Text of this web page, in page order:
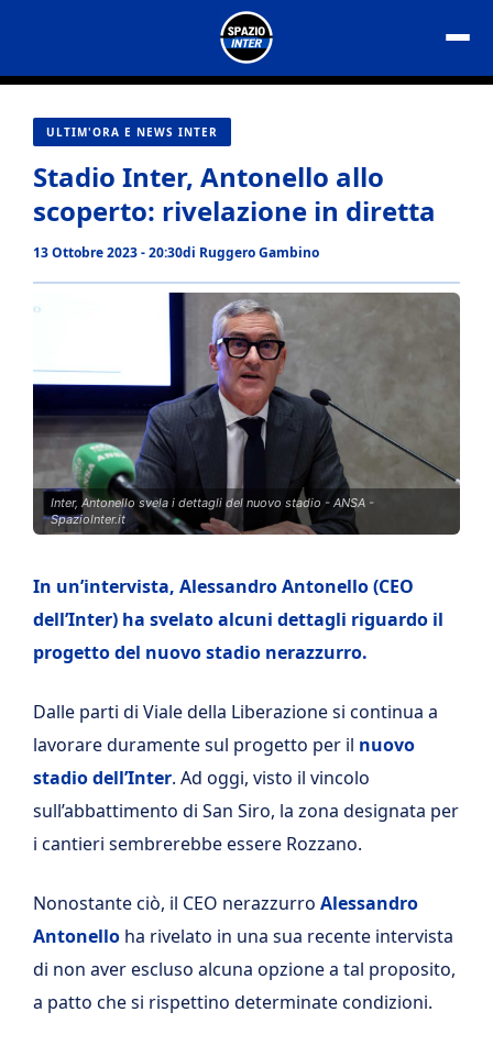
contenuto
ULTIM'ORA E NEWS INTER
Stadio Inter, Antonello allo
scoperto: rivelazione in diretta
13 Ottobre 2023 - 20:30di Ruggero Gambino
Inter, Antonello svela i dettagli del nuovo stadio - ANSA -
SpazioInter.it
In un’intervista, Alessandro Antonello (CEO
dell’Inter) ha svelato alcuni dettagli riguardo il
progetto del nuovo stadio nerazzurro.
Dalle parti di Viale della Liberazione si continua a
lavorare duramente sul progetto per il nuovo
stadio dell’Inter. Ad oggi, visto il vincolo
sull’abbattimento di San Siro, la zona designata per
i cantieri sembrerebbe essere Rozzano.
Nonostante ciò, il CEO nerazzurro Alessandro
Antonello ha rivelato in una sua recente intervista
di non aver escluso alcuna opzione a tal proposito,
a patto che si rispettino determinate condizioni.